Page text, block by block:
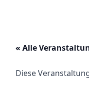
« Alle
Diese